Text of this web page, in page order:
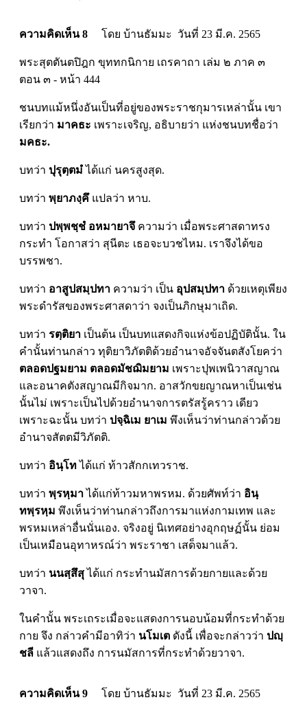
ความคิดเห็น 8 โดย บ้านธัมมะ วันที่ 23 มี.ค. 2565
พระสุตตันตปิฎก ขุททกนิกาย เถรคาถา เล่ม ๒ ภาค ๓
ตอน ๓ - หน้า 444
ชนบทแม้หนึ่งอันเป็นที่อยู่ของพระราชกุมารเหล่านั้น เขา
เรียกว่า มาคธะ เพราะเจริญ, อธิบายว่า แห่งชนบทชื่อว่า
มคธะ.
บทว่า ปุรุตฺตมํได้แก่ นครสูงสุด.
บทว่า พฺยาภงฺคึแปลว่า หาบ.
บทว่า ปพฺพชฺชํ อหมายาจึความว่า เมื่อพระศาสดาทรง
กระทำ โอกาสว่า สุนีตะ เธอจะบวชไหม. เราจึงได้ขอ
บรรพชา.
บทว่า อาสูปสมฺปทา ความว่า เป็น อุปสมฺปทา ด้วยเหตุเพียง
พระดำรัสของพระศาสดาว่า จงเป็นภิกษุมาเถิด.
บทว่า รตฺติยา เป็นต้น เป็นบทแสดงกิจแห่งข้อปฏิบัตินั้น. ใน
คำนั้นท่านกล่าว ทุติยาวิภัตติด้วยอำนาจอัจจันตสังโยคว่า
ตลอดปฐมยาม ตลอดมัชฌิมยาม เพราะปุพเพนิวาสญาณ
และอนาคตังสญาณมีกิจมาก. อาสวักขยญาณหาเป็นเช่น
นั้นไม่ เพราะเป็นไปด้วยอำนาจการตรัสรู้คราว เดียว
เพราะฉะนั้น บทว่า ปจฺฉิเม ยาเม พึงเห็นว่าท่านกล่าวด้วย
อำนาจสัตตมีวิภัตติ.
บทว่า อินฺโทได้แก่ ท้าวสักกเทวราช.
บทว่า พฺรหฺมาได้แก่ท้าวมหาพรหม. ด้วยศัพท์ว่า อินฺ
ทพฺรหฺม พึงเห็นว่าท่านกล่าวถึงการมาแห่งกามเทพ และ
พรหมเหล่าอื่นนั่นเอง. จริงอยู่ นิเทศอย่างอุกฤษฏ์นั้น ย่อม
เป็นเหมือนอุทาหรณ์ว่า พระราชา เสด็จมาแล้ว.
บทว่า นนสฺสึสุได้แก่ กระทำนมัสการด้วยกายและด้วย
วาจา.
ในคำนั้น พระเถระเมื่อจะแสดงการนอบน้อมที่กระทำด้วย
กาย จึง กล่าวคำมีอาทิว่า นโมเต ดังนี้ เพื่อจะกล่าวว่า ปญฺ
ชลี แล้วแสดงถึง การนมัสการที่กระทำด้วยวาจา.
ความคิดเห็น 9 โดย บ้านธัมมะ วันที่ 23 มี.ค. 2565